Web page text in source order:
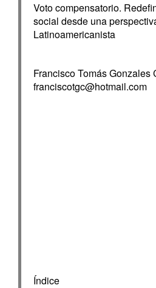
Voto compensatorio.
social desde una
Latinoamericanista
Francisco Tomás Gonzales
franciscotgc@hotmail.com
Índice